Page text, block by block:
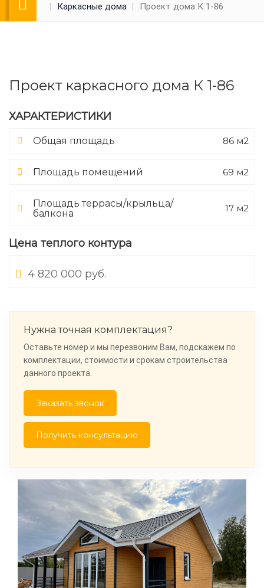
Каркасные дома Проект дома К 1-86
Проект каркасного дома К 1-86
ХАРАКТЕРИСТИКИ
Общая площадь 86 м2
Площадь помещений 69 м2
Площадь террасы/крыльца/
балкона
17 м2
Цена теплого контура
4 820 000 руб.
Нужна точная комплектация?
Оставьте номер и мы перезвоним Вам, подскажем по
комплектации, стоимости и срокам строительства
данного проекта.
Заказать звонок
Получить консультацию